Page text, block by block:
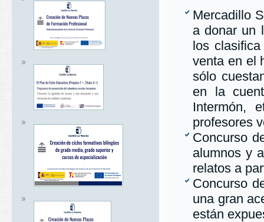
Mercadillo
a donar un
los
venta en el
sólo
en la
Intermón,
profesores
Concurso
alumnos y
relatos a
Concurso
una gran
están